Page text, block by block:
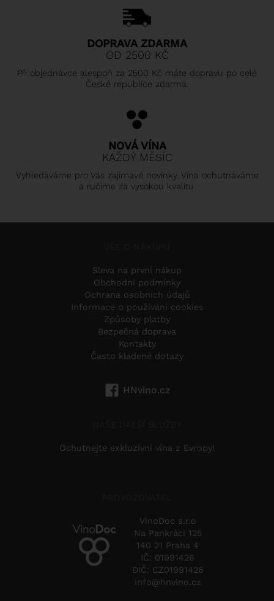
DOPRAVA ZDARMA
OD 2500 KČ
Při objednávce alespoň za 2500 Kč máte dopravu po celé
České republice zdarma.
NOVÁ VÍNA
KAŽDÝ MĚSÍC
Vyhledáváme pro Vás zajímavé novinky. Vína ochutnáváme
a ručíme za vysokou kvalitu.
Sleva na první nákup
Obchodní podmínky
Ochrana osobních údajů
Informace o používání cookies
Způsoby platby
Bezpečná doprava
Kontakty
Často kladené dotazy
HNvino.cz
Ochutnejte exkluzivní vína z Evropy!
VinoDoc s.r.o
Na Pankráci 125
140 21 Praha 4
IČ: 01991426
DIČ: CZ01991426
info@hnvino.cz